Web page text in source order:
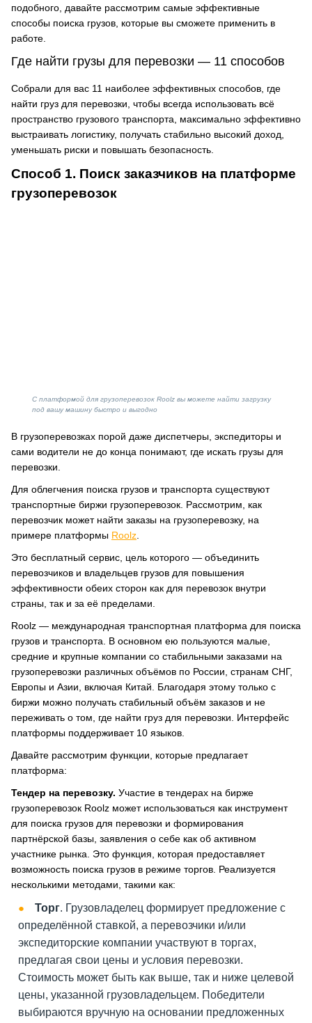
подобного, давайте рассмотрим самые эффективные
способы поиска грузов, которые вы сможете применить в
работе.
Где найти грузы для перевозки — 11 способов
Собрали для вас 11 наиболее эффективных способов, где
найти груз для перевозки, чтобы всегда использовать всё
пространство грузового транспорта, максимально эффективно
выстраивать логистику, получать стабильно высокий доход,
уменьшать риски и повышать безопасность.
Способ 1. Поиск заказчиков на платформе
грузоперевозок
С платформой для грузоперевозок Roolz вы можете найти загрузку
под вашу машину быстро и выгодно
В грузоперевозках порой даже диспетчеры, экспедиторы и
сами водители не до конца понимают, где искать грузы для
перевозки.
Для облегчения поиска грузов и транспорта существуют
транспортные биржи грузоперевозок. Рассмотрим, как
перевозчик может найти заказы на грузоперевозку, на
примере платформы Roolz
Это бесплатный сервис, цель которого — объединить
перевозчиков и владельцев грузов для повышения
эффективности обеих сторон как для перевозок внутри
страны, так и за её пределами.
Roolz — международная транспортная платформа для поиска
грузов и транспорта. В основном ею пользуются малые,
средние и крупные компании со стабильными заказами на
грузоперевозки различных объёмов по России, странам СНГ,
Европы и Азии, включая Китай. Благодаря этому только с
биржи можно получать стабильный объём заказов и не
переживать о том, где найти груз для перевозки. Интерфейс
платформы поддерживает 10 языков.
Давайте рассмотрим функции, которые предлагает
платформа:
Тендер на перевозку. Участие в тендерах на бирже
грузоперевозок Roolz может использоваться как инструмент
для поиска грузов для перевозки и формирования
партнёрской базы, заявления о себе как об активном
участнике рынка. Это функция, которая предоставляет
возможность поиска грузов в режиме торгов. Реализуется
несколькими методами, такими как:
Торг. Грузовладелец формирует предложение с
определённой ставкой, а перевозчики и/или
экспедиторские компании участвуют в торгах,
предлагая свои цены и условия перевозки.
Стоимость может быть как выше, так и ниже целевой
цены, указанной грузовладельцем. Победители
выбираются вручную на основании предложенных